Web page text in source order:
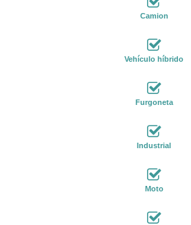
Camion
Vehículo híbrido
Furgoneta
Industrial
Moto